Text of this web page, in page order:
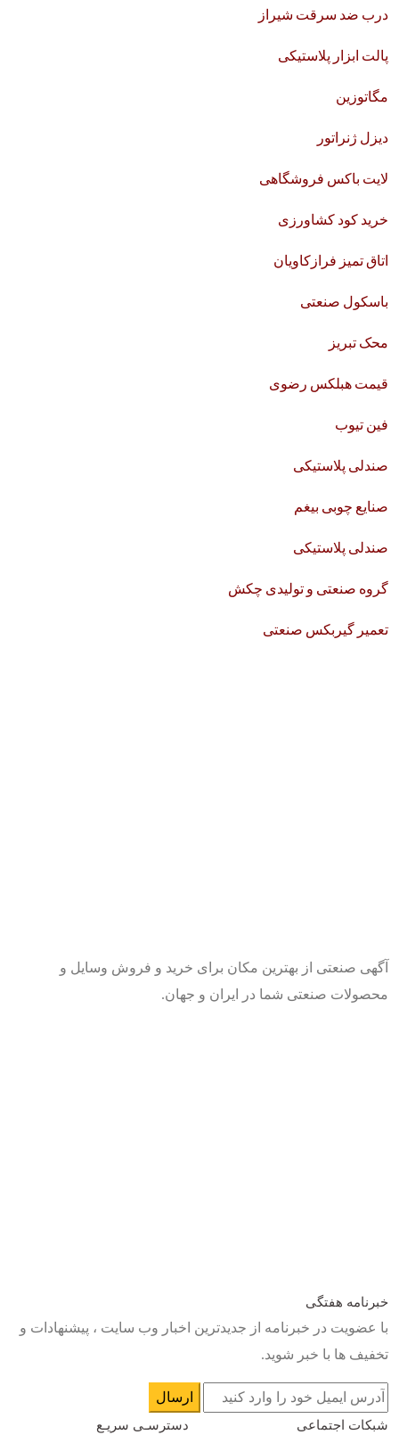
درب ضد سرقت شیراز
پالت ابزار پلاستیکی
مگاتوزین
دیزل ژنراتور
لایت باکس فروشگاهی
خرید کود کشاورزی
اتاق تمیز فرازکاویان
باسکول صنعتی
محک تبریز
قیمت هبلکس رضوی
فین تیوب
صندلی پلاستیکی
صنایع چوبی بیغم
صندلی پلاستیکی
گروه صنعتی و تولیدی چکش
تعمیر گیربکس صنعتی
آگهی صنعتی از بهترین مکان برای خرید و فروش وسایل و
محصولات صنعتی شما در ایران و جهان.
خبرنامه هفتگی
با عضویت در خبرنامه از جدیدترین اخبار وب سایت ، پیشنهادات و
تخفیف ها با خبر شوید.
شبکات اجتماعی دسترسـی سریـع